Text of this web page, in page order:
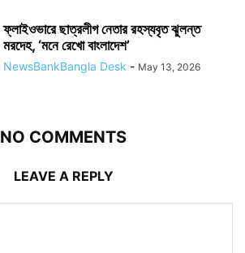
ফ্লাইওভারে ছাত্রলীগ নেতার রহস্যবৃত ঝুলন্ত
মরদেহ, ‘মনে রেখো বাংলাদেশ’
NewsBankBangla Desk - May 13, 2026
NO COMMENTS
LEAVE A REPLY